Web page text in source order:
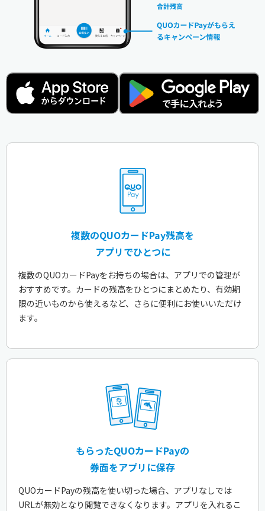
複数のQUOカードPay残高を
アプリでひとつに
複数のQUOカードPayをお持ちの場合は、アプリでの管理が
おすすめです。カードの残高をひとつにまとめたり、有効期
限の近いものから使えるなど、さらに便利にお使いいただけ
ます。
もらったQUOカードPayの
券面をアプリに保存
QUOカードPayの残高を使い切った場合、アプリなしでは
URLが無効となり閲覧できなくなります。アプリを入れるこ